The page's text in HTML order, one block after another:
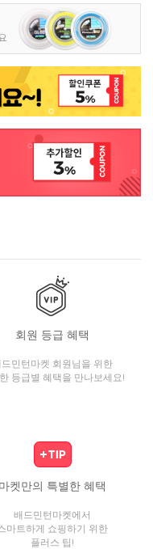
회원 등급 혜택
민턴마켓 회원님을 위한
등급별 혜택을 만나보세요!
마켓만의 특별한 혜택
배드민턴마켓에서
마트하게 쇼핑하기 위한
플러스 팁!